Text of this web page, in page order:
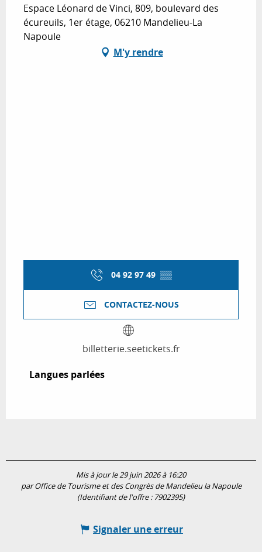
Espace Léonard de Vinci, 809, boulevard des
écureuils, 1er étage, 06210 Mandelieu-La
Napoule
M'y rendre
04 92 97 49 ▒▒
CONTACTEZ-NOUS
billetterie.seetickets.fr
Langues parlées
Langues parlées
Mis à jour le 29 juin 2026 à 16:20
par Office de Tourisme et des Congrès de Mandelieu la Napoule
(Identifiant de l'offre : 7902395)
Signaler une erreur